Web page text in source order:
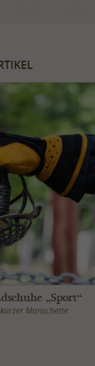
„Sport“
Manschette